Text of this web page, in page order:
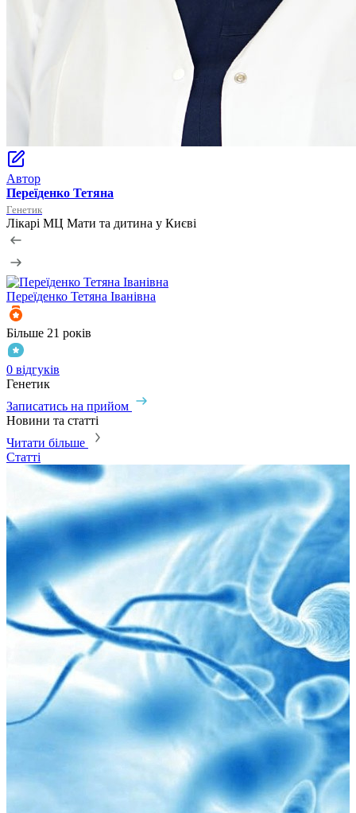
Автор
Переїденко Тетяна
Генетик
Лікарі МЦ Мати та дитина у Києві
Переїденко Тетяна Іванівна
Більше 21 років
0 відгуків
Генетик
Записатись на прийом
Новини та статті
Читати більше
Статті